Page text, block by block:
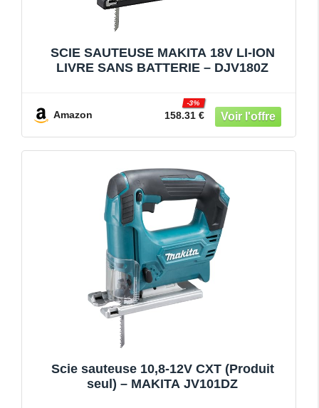
SCIE SAUTEUSE MAKITA 18V LI-ION
LIVRE SANS BATTERIE – DJV180Z
Amazon 158.31 €
-3%
Scie sauteuse 10,8-12V CXT (Produit
seul) – MAKITA JV101DZ